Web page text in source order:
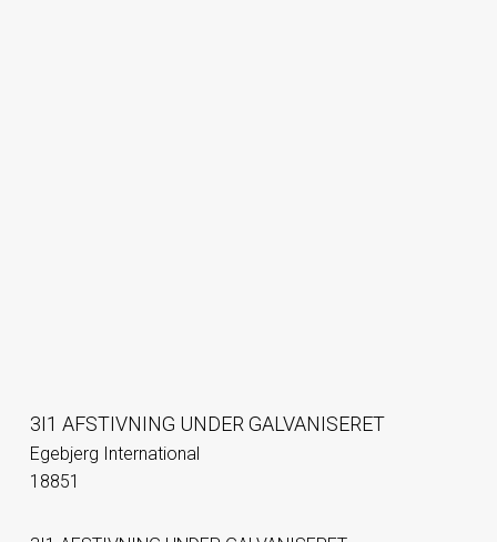
3I1 AFSTIVNING UNDER GALVANISERET
Egebjerg International
18851